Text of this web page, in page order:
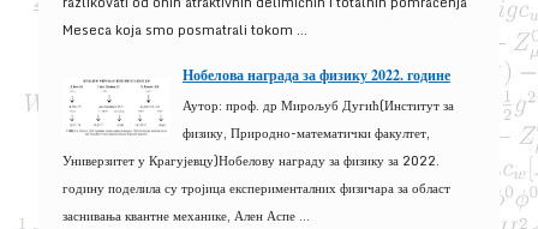
Meseca koja smo posmatrali tokom ...
Нобелова награда за физику 2022. године
Аутор: проф. др Мирољуб Дугић(Институт за
физику, Природно-математички факултет,
Универзитет у Крагујевцу)Нобелову награду за физику за 2022.
годину поделила су тројица експерименталних физичара за област
заснивања квантне механике, Ален Аспе ...